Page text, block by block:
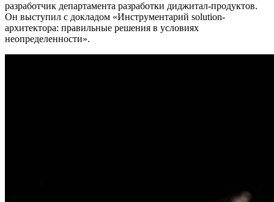
разработчик департамента разработки диджитал-продуктов.
Он выступил с докладом «Инструментарий solution-
архитектора: правильные решения в условиях
неопределенности».